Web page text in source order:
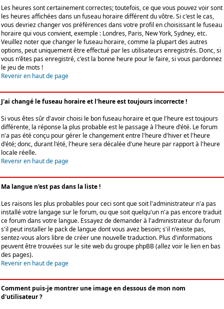
Les heures sont certainement correctes; toutefois, ce que vous pouvez voir sont
les heures affichées dans un fuseau horaire différent du vôtre. Si c'est le cas,
vous devriez changer vos préférences dans votre profil en choisissant le fuseau
horaire qui vous convient, exemple : Londres, Paris, New York, Sydney, etc.
Veuillez noter que changer le fuseau horaire, comme la plupart des autres
options, peut uniquement être effectué par les utilisateurs enregistrés. Donc, si
vous n'êtes pas enregistré, c'est la bonne heure pour le faire, si vous pardonnez
le jeu de mots !
Revenir en haut de page
J'ai changé le fuseau horaire et l'heure est toujours incorrecte !
Si vous êtes sûr d'avoir choisi le bon fuseau horaire et que l'heure est toujours
différente, la réponse la plus probable est le passage à l'heure d'été. Le forum
n'a pas été conçu pour gérer le changement entre l'heure d'hiver et l'heure
d'été; donc, durant l'été, l'heure sera décalée d'une heure par rapport à l'heure
locale réelle.
Revenir en haut de page
Ma langue n'est pas dans la liste !
Les raisons les plus probables pour ceci sont que soit l'administrateur n'a pas
installé votre langage sur le forum, ou que soit quelqu'un n'a pas encore traduit
ce forum dans votre langue. Essayez de demander à l'administrateur du forum
s'il peut installer le pack de langue dont vous avez besoin; s'il n'existe pas,
sentez-vous alors libre de créer une nouvelle traduction. Plus d'informations
peuvent être trouvées sur le site web du groupe phpBB (allez voir le lien en bas
des pages).
Revenir en haut de page
Comment puis-je montrer une image en dessous de mon nom
d'utilisateur ?